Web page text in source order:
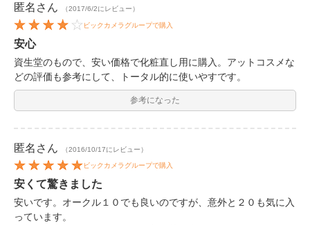
匿名 さん （2017/6/2にレビュー）
ビックカメラグループで購入
安心
資生堂のもので、安い価格で化粧直し用に購入。アットコスメな
どの評価も参考にして、トータル的に使いやすです。
参考になった
匿名 さん （2016/10/17にレビュー）
ビックカメラグループで購入
安くて驚きました
安いです。オークル１０でも良いのですが、意外と２０も気に入
っています。